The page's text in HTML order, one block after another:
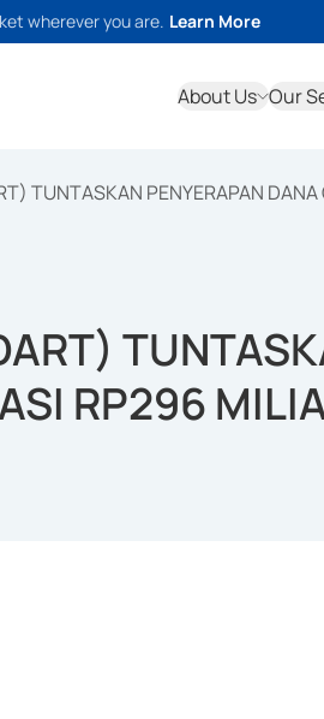
wherever you are. Learn More
About Us Our
TUNTASKAN PENYERAPAN
RP296